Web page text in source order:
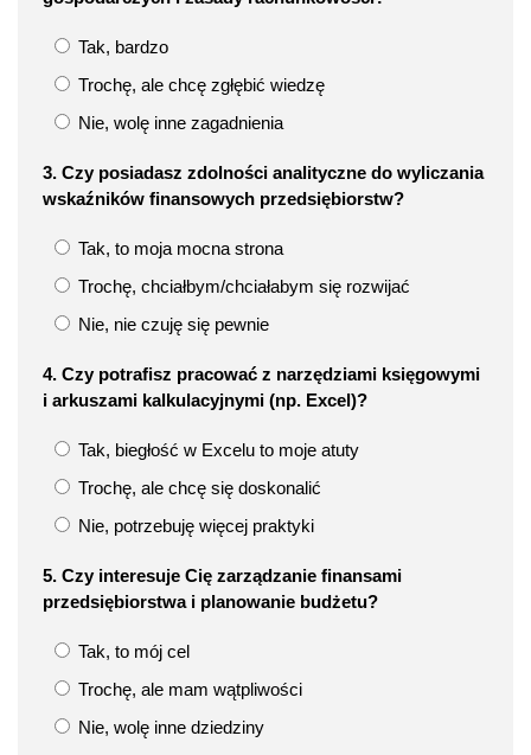
Tak, bardzo
Trochę, ale chcę zgłębić wiedzę
Nie, wolę inne zagadnienia
3. Czy posiadasz zdolności analityczne do wyliczania
wskaźników finansowych przedsiębiorstw?
Tak, to moja mocna strona
Trochę, chciałbym/chciałabym się rozwijać
Nie, nie czuję się pewnie
4. Czy potrafisz pracować z narzędziami księgowymi
i arkuszami kalkulacyjnymi (np. Excel)?
Tak, biegłość w Excelu to moje atuty
Trochę, ale chcę się doskonalić
Nie, potrzebuję więcej praktyki
5. Czy interesuje Cię zarządzanie finansami
przedsiębiorstwa i planowanie budżetu?
Tak, to mój cel
Trochę, ale mam wątpliwości
Nie, wolę inne dziedziny